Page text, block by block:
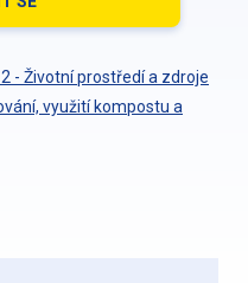
2 - Životní prostředí a zdroje
využití kompostu a